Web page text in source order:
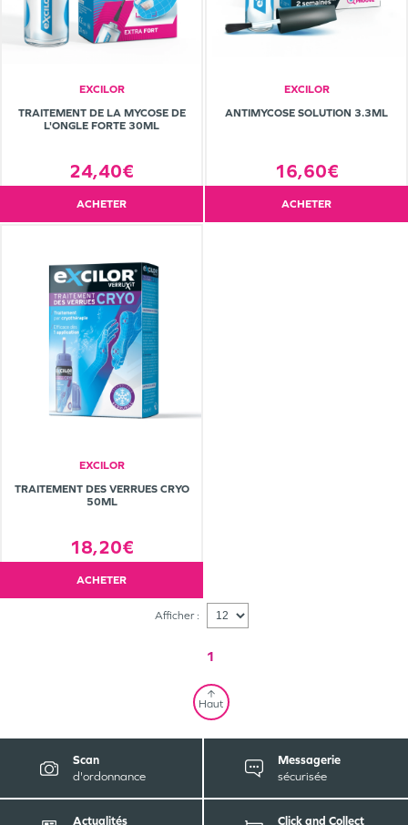
EXCILOR
TRAITEMENT DE LA MYCOSE DE
L'ONGLE FORTE 30ML
24,40€
ACHETER
EXCILOR
ANTIMYCOSE SOLUTION 3.3ML
16,60€
ACHETER
EXCILOR
TRAITEMENT DES VERRUES CRYO
50ML
18,20€
ACHETER
Afficher :
1
Haut
Scan
d'ordonnance
Messagerie
sécurisée
Actualités
Click and Collect